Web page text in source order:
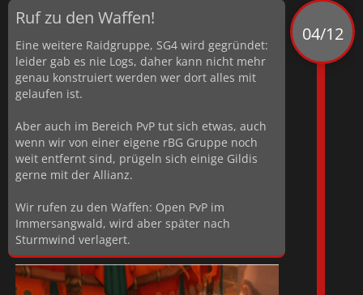
Ruf zu den Waffen!
Eine weitere Raidgruppe, SG4 wird gegründet:
leider gab es nie Logs, daher kann nicht mehr
genau konstruiert werden wer dort alles mit
gelaufen ist.
Aber auch im Bereich PvP tut sich etwas, auch
wenn wir von einer eigene rBG Gruppe noch
weit entfernt sind, prügeln sich einige Gildis
gerne mit der Allianz.
Wir rufen zu den Waffen: Open PvP im
Immersangwald, wird aber später nach
Sturmwind verlagert.
04/12